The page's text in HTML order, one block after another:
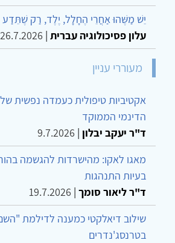
יֵשׁ מַשֶּׁהוּ אַחֲרֵי הֶחָלָל, יֶלֶד, רַק שֶׁתֵּדַע
עלון פסיכולוגיה עברית |
26.7.2026
מעוררי עניין
אקטיביות טיפולית כעמדה נפשית של
הדינמי הממוקד
ד"ר יעקב יבלון |
9.7.2026
מאגו לאקו: מהישרדות להגשמה
בעיות התנהגות
ד"ר ליאור סומך |
19.7.2026
שילוב דיאלקטי כמענה לדילמת
בטרנסג'נדרים